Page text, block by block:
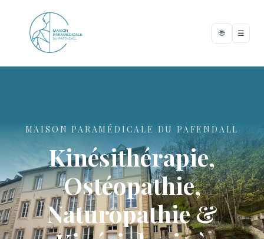
🌐 ☰
MAISON PARAMÉDICALE DU PAFENDALL
Kinésithérapie,
Ostéopathie,
Naturopathie &